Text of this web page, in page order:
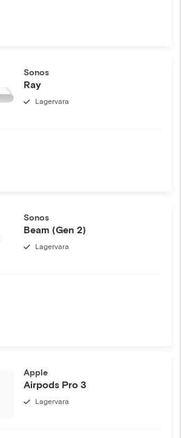
Sonos
Ray
Lagervara
Sonos
Beam (Gen 2)
Lagervara
Apple
Airpods Pro 3
Lagervara